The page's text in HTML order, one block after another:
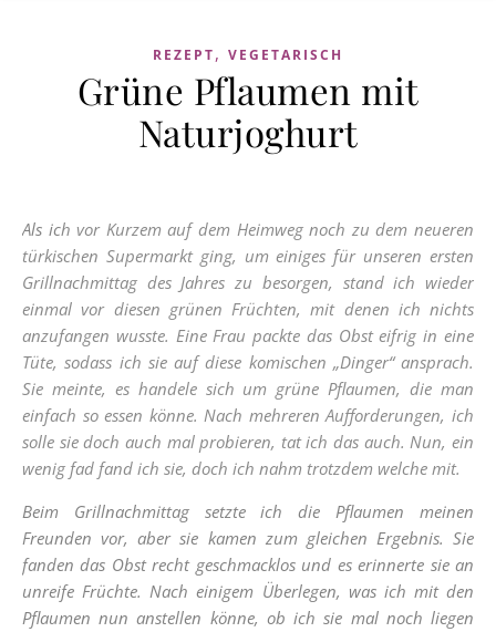
REZEPT, VEGETARISCH
Grüne Pflaumen mit
Naturjoghurt
Als ich vor Kurzem auf dem Heimweg noch zu dem neueren
türkischen Supermarkt ging, um einiges für unseren ersten
Grillnachmittag des Jahres zu besorgen, stand ich wieder
einmal vor diesen grünen Früchten, mit denen ich nichts
anzufangen wusste. Eine Frau packte das Obst eifrig in eine
Tüte, sodass ich sie auf diese komischen „Dinger“ ansprach.
Sie meinte, es handele sich um grüne Pflaumen, die man
einfach so essen könne. Nach mehreren Aufforderungen, ich
solle sie doch auch mal probieren, tat ich das auch. Nun, ein
wenig fad fand ich sie, doch ich nahm trotzdem welche mit.
Beim Grillnachmittag setzte ich die Pflaumen meinen
Freunden vor, aber sie kamen zum gleichen Ergebnis. Sie
fanden das Obst recht geschmacklos und es erinnerte sie an
unreife Früchte. Nach einigem Überlegen, was ich mit den
Pflaumen nun anstellen könne, ob ich sie mal noch liegen